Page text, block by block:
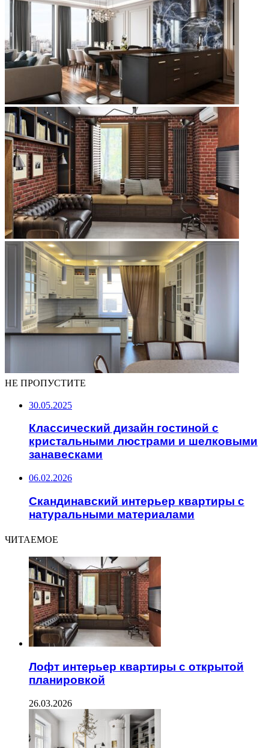
НЕ ПРОПУСТИТЕ
30.05.2025
Классический дизайн гостиной с
кристальными люстрами и шелковыми
занавесками
06.02.2026
Скандинавский интерьер квартиры с
натуральными материалами
ЧИТАЕМОЕ
Лофт интерьер квартиры с открытой
планировкой
26.03.2026